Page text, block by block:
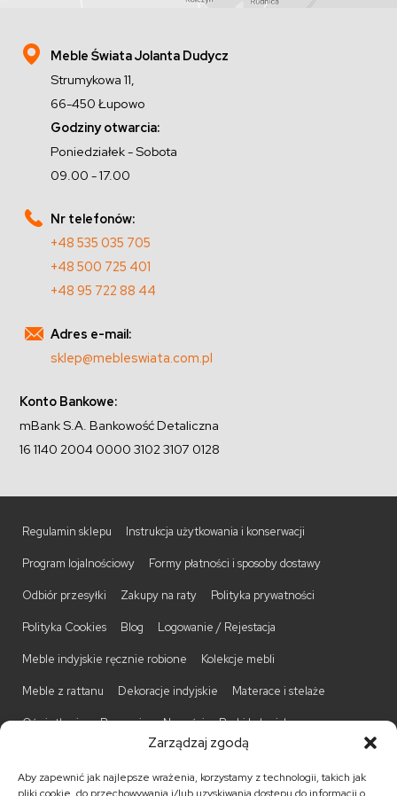
Zarządzaj zgodą
Aby zapewnić jak najlepsze wrażenia, korzystamy z technologii, takich jak
Meble Świata Jolanta Dudycz
Strumykowa 11,
66-450 Łupowo
Godziny otwarcia:
Poniedziałek - Sobota
09.00 - 17.00
Nr telefonów:
+48 535 035 705
+48 500 725 401
+48 95 722 88 44
Adres e-mail:
sklep@mebleswiata.com.pl
Konto Bankowe:
mBank S.A. Bankowość Detaliczna
16 1140 2004 0000 3102 3107 0128
Regulamin sklepu Instrukcja użytkowania i konserwacji
Program lojalnościowy Formy płatności i sposoby dostawy
Odbiór przesyłki Zakupy na raty Polityka prywatności
Polityka Cookies Blog Logowanie / Rejestacja
Meble indyjskie ręcznie robione Kolekcje mebli
Meble z rattanu Dekoracje indyjskie Materace i stelaże
Oświetlenie Promocje Nowości Barki kolonialne
Komody kolonialne Krzesła kolonialne
Kufry indyjskie Ławki kolonialne Łóżka kolonialne